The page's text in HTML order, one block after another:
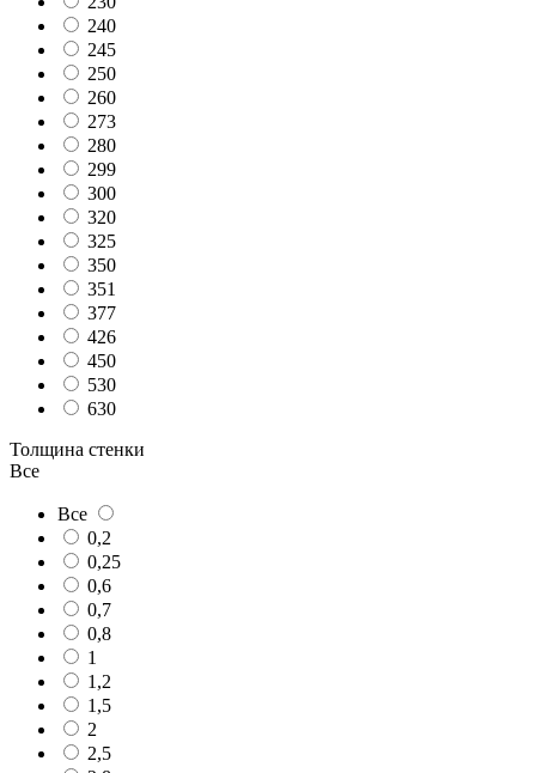
240
245
250
260
273
280
299
300
320
325
350
351
377
426
450
530
630
Толщина стенки
Все
Все
0,2
0,25
0,6
0,7
0,8
1
1,2
1,5
2
2,5